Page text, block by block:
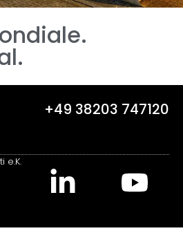
+49 38203 747120
e.K.